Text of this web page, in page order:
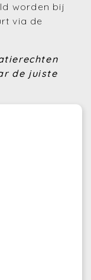
worden bij
via de
de juiste